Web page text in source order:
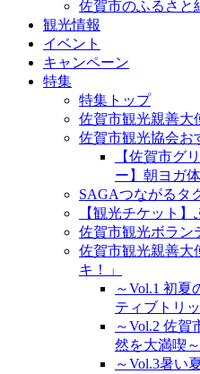
佐賀市のふるさと
観光情報
イベント
キャンペーン
特集
特集トップ
佐賀市観光親善大
佐賀市観光協会お
【佐賀市グ
ー】朝ヨガ
SAGAつながるタ
【観光チケット
佐賀市観光ボラン
佐賀市観光親善大
キ！」
～Vol.1 初夏
ティブトリ
～Vol.2 佐賀
然を大満喫～
～Vol.3暑い